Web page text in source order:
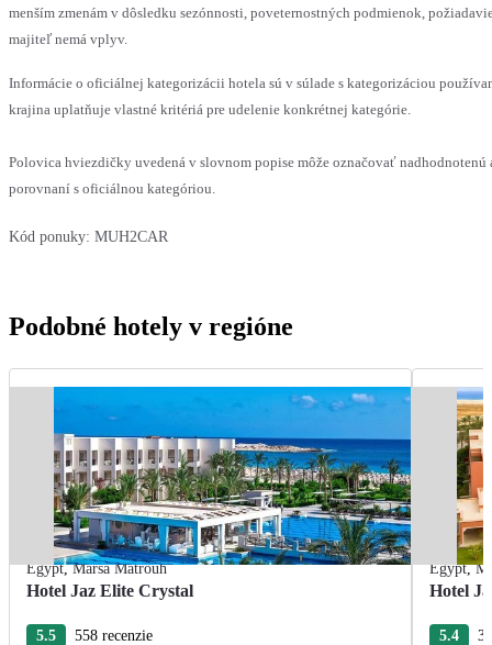
menším zmenám v dôsledku sezónnosti, poveternostných podmienok,
majiteľ nemá vplyv.
Informácie o oficiálnej kategorizácii hotela sú v súlade s kategorizáciou
krajina uplatňuje vlastné kritériá pre udelenie konkrétnej kategórie.
Polovica hviezdičky uvedená v slovnom popise môže označovať
porovnaní s oficiálnou kategóriou.
Kód ponuky: MUH2CAR
Podobné hotely v regióne
Egypt,Marsa Matrouh
Hotel Jaz Elite Crystal
5.5 558 recenzie
Egypt,
Hotel
5.4